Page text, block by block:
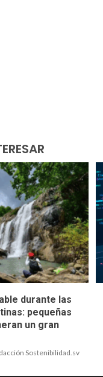
durante las
pequeñas
un gran
Sostenibilidad.sv